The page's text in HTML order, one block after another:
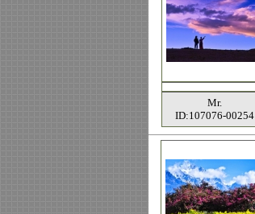
Mr.
ID:107076-00254